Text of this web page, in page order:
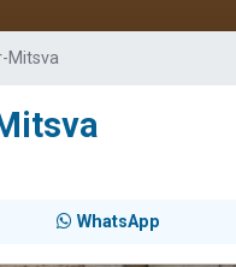
Mitsva
WhatsApp